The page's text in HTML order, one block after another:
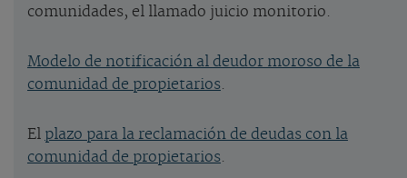
comunidades, el llamado juicio monitorio.
Modelo de notificación al deudor moroso de la
comunidad de propietarios.
El plazo para la reclamación de deudas con la
comunidad de propietarios.